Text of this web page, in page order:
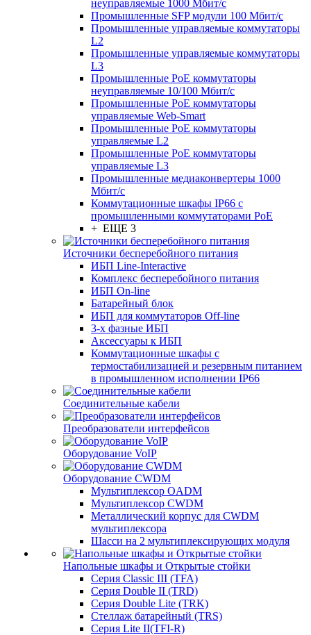
неуправляемые 1000 Мбит/с
Промышленные SFP модули 100 Мбит/c
Промышленные управляемые коммутаторы
L2
Промышленные управляемые коммутаторы
L3
Промышленные PoE коммутаторы
неуправляемые 10/100 Мбит/с
Промышленные PoE коммутаторы
управляемые Web-Smart
Промышленные PoE коммутаторы
управляемые L2
Промышленные PoE коммутаторы
управляемые L3
Промышленные медиаконвертеры 1000
Мбит/с
Коммутационные шкафы IP66 c
промышленными коммутаторами PoE
+ ЕЩЕ 3
Источники бесперебойного питания
ИБП Line-Interactive
Комплекс бесперебойного питания
ИБП On-line
Батарейный блок
ИБП для коммутаторов Off-line
3-х фазные ИБП
Аксессуары к ИБП
Коммутационные шкафы с
термостабилизацией и резервным питанием
в промышленном исполнении IP66
Соединительные кабели
Преобразователи интерфейсов
Оборудование VoIP
Оборудование CWDM
Мультиплекcор OADM
Мультиплексор CWDM
Металлический корпус для CWDM
мультиплексора
Шасси на 2 мультиплексирующих модуля
Напольные шкафы и Открытые стойки
Серия Classic III (TFA)
Серия Double II (TRD)
Серия Double Lite (TRK)
Стеллаж батарейный (TRS)
Серия Lite II(TFI-R)